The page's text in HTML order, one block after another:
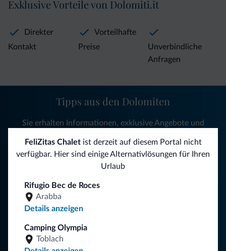
FeliZitas Chaletist derzeit auf diesem Portal nicht
verfügbar. Hier sind einige Alternativlösungen für Ihren
Urlaub
Rifugio Bec de Roces
Arabba
Details anzeigen
Camping Olympia
Toblach
Exklusive Vorteile von Dolomiti.it
Direkter
Kontakt
Vorteilhafte
Preise
Unverbindliche
Anfragen
Folgen Sie Dolomiti.it auf
Tipps aus den Dolomiten
Sie erhalten Informationen, exklusive Angebote und